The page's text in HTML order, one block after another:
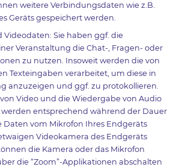
weitere Verbindungsdaten wie z.B.
Geräts gespeichert werden.
Videodaten: Sie haben ggf. die
Veranstaltung die Chat-, Fragen- oder
zu nutzen. Insoweit werden die von
Texteingaben verarbeitet, um diese in
anzuzeigen und ggf. zu protokollieren.
Video und die Wiedergabe von Audio
entsprechend während der Dauer
Daten vom Mikrofon Ihres Endgeräts
Videokamera des Endgeräts
die Kamera oder das Mikrofon
die “Zoom”-Applikationen abschalten